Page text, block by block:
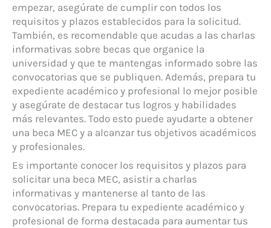
empezar, asegúrate de cumplir con todos los
requisitos y plazos establecidos para la solicitud.
También, es recomendable que acudas a las charlas
informativas sobre becas que organice la
universidad y que te mantengas informado sobre las
convocatorias que se publiquen. Además, prepara tu
expediente académico y profesional lo mejor posible
y asegúrate de destacar tus logros y habilidades
más relevantes. Todo esto puede ayudarte a obtener
una beca MEC y a alcanzar tus objetivos académicos
y profesionales.
Es importante conocer los requisitos y plazos para
solicitar una beca MEC, asistir a charlas
informativas y mantenerse al tanto de las
convocatorias. Prepara tu expediente académico y
profesional de forma destacada para aumentar tus